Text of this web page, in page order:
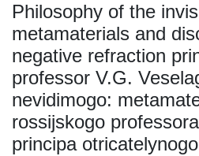
Philosophy of the
metamaterials and
negative refraction
professor V.G.
nevidimogo:
rossijskogo
principa